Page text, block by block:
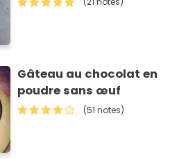
Gâteau au chocolat en
poudre sans œuf
(51 notes)